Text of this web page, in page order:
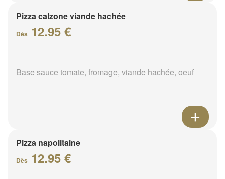
Pizza calzone viande hachée
Dès 12.95 €
Base sauce tomate, fromage, viande hachée, oeuf
Pizza napolitaine
Dès 12.95 €